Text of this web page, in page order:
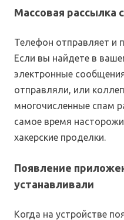
Массовая рассылка
Телефон отправляет и
Если вы найдете в
электронные
отправляли, или
многочисленные спам
самое время
хакерские проделки.
Появление
устанавливали
Когда на устройстве